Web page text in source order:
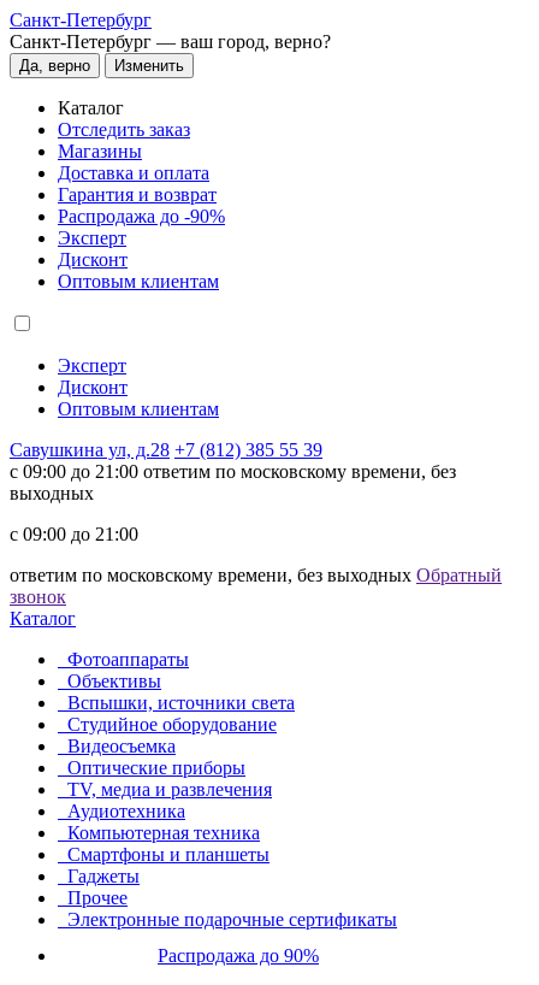
Санкт-Петербург
Санкт-Петербург — ваш город, верно?
Да, верно Изменить
Каталог
Отследить заказ
Магазины
Доставка и оплата
Гарантия и возврат
Распродажа до -90%
Эксперт
Дисконт
Оптовым клиентам
Эксперт
Дисконт
Оптовым клиентам
Савушкина ул, д.28 +7 (812) 385 55 39
c 09:00 до 21:00 ответим по московскому времени, без
выходных
c 09:00 до 21:00
ответим по московскому времени, без выходных Обратный
звонок
Каталог
Фотоаппараты
Объективы
Вспышки, источники света
Студийное оборудование
Видеосъемка
Оптические приборы
TV, медиа и развлечения
Аудиотехника
Компьютерная техника
Смартфоны и планшеты
Гаджеты
Прочее
Электронные подарочные сертификаты
Распродажа до 90%